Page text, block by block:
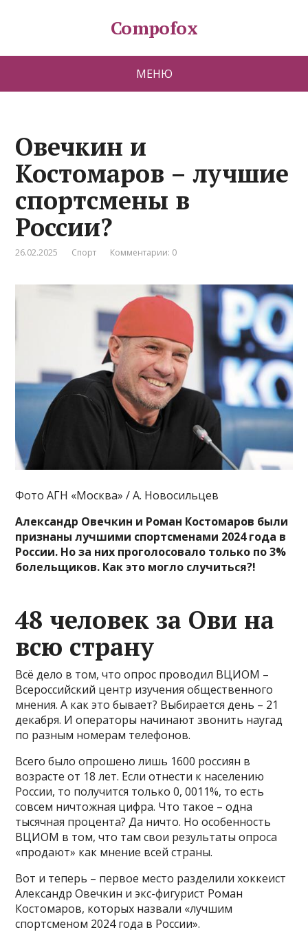
Compofox
МЕНЮ
Овечкин и
Костомаров – лучшие
спортсмены в
России?
26.02.2025 Спорт Комментарии: 0
Фото АГН «Москва» / А. Новосильцев
Александр Овечкин и Роман Костомаров были
признаны лучшими спортсменами 2024 года в
России. Но за них проголосовало только по 3%
болельщиков. Как это могло случиться?!
48 человек за Ови на
всю страну
Всё дело в том, что опрос проводил ВЦИОМ –
Всероссийский центр изучения общественного
мнения. А как это бывает? Выбирается день – 21
декабря. И операторы начинают звонить наугад
по разным номерам телефонов.
Всего было опрошено лишь 1600 россиян в
возрасте от 18 лет. Если отнести к населению
России, то получится только 0, 0011%, то есть
совсем ничтожная цифра. Что такое – одна
тысячная процента? Да ничто. Но особенность
ВЦИОМ в том, что там свои результаты опроса
«продают» как мнение всей страны.
Вот и теперь – первое место разделили хоккеист
Александр Овечкин и экс-фигурист Роман
Костомаров, которых назвали «лучшим
спортсменом 2024 года в России».